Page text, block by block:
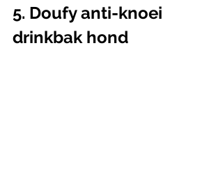
5. Doufy anti-knoei
drinkbak hond